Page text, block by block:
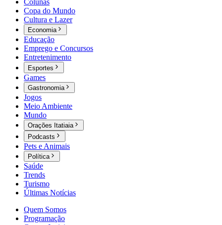
Colunas
Copa do Mundo
Cultura e Lazer
Economia
Educação
Emprego e Concursos
Entretenimento
Esportes
Games
Gastronomia
Jogos
Meio Ambiente
Mundo
Orações Itatiaia
Podcasts
Pets e Animais
Política
Saúde
Trends
Turismo
Últimas Notícias
Quem Somos
Programação